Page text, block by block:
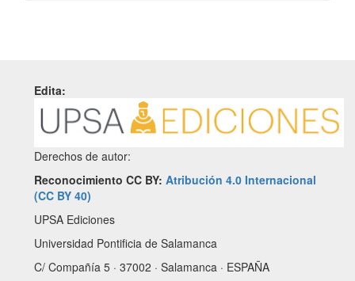
Edita:
Derechos de autor:
Reconocimiento CC BY: Atribución 4.0 Internacional
(CC BY 40)
UPSA Ediciones
Universidad Pontificia de Salamanca
C/ Compañía 5 · 37002 · Salamanca · ESPAÑA